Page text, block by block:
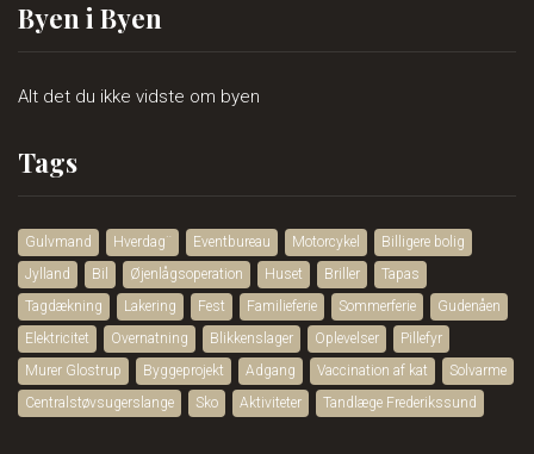
Byen i Byen
Alt det du ikke vidste om byen
Tags
Gulvmand Hverdag¨ Eventbureau Motorcykel
Billigere bolig
Jylland
Bil Øjenlågsoperation Huset Briller
Tapas
Tagdækning
Lakering Fest Familieferie Sommerferie
Gudenåen
Elektricitet
Overnatning Blikkenslager Oplevelser
Pillefyr
Murer Glostrup
Byggeprojekt Adgang Vaccination af kat
Solvarme
Centralstøvsugerslange
Sko Aktiviteter Tandlæge Frederikssund